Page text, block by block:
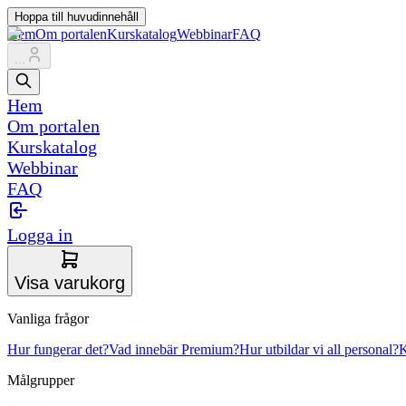
Hoppa till huvudinnehåll
HemOm portalenKurskatalogWebbinarFAQ
...
Hem
Om portalen
Kurskatalog
Webbinar
FAQ
Logga in
Visa varukorg
Vanliga frågor
Hur fungerar det?Vad innebär Premium?Hur utbildar vi all personal?
Målgrupper